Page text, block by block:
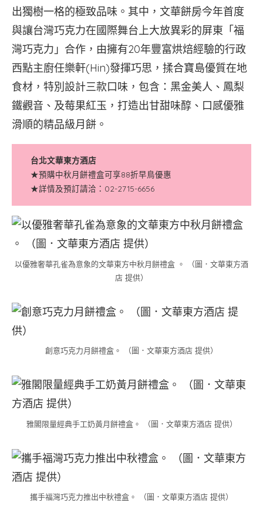
出獨樹一格的極致品味。其中，文華餅房今年首度
與讓台灣巧克力在國際舞台上大放異彩的屏東「福
灣巧克力」合作，由擁有20年豐富烘焙經驗的行政
西點主廚任樂軒(Hin)發揮巧思，揉合寶島優質在地
食材，特別設計三款口味，包含：黑金美人、鳳梨
鐵觀音、及莓果紅玉，打造出甘甜味醇、口感優雅
滑順的精品級月餅。
台北文華東方酒店
★預購中秋月餅禮盒可享88折早鳥優惠
★詳情及預訂請洽：02-2715-6656
以優雅奢華孔雀為意象的文華東方中秋月餅禮盒 。 （圖．文華東方酒
店 提供）
創意巧克力月餅禮盒。 （圖．文華東方酒店 提供）
雅閣限量經典手工奶黃月餅禮盒。 （圖．文華東方酒店 提供）
攜手福灣巧克力推出中秋禮盒。 （圖．文華東方酒店 提供）